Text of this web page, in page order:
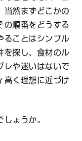
当然まずどこかの
の順番をどうする
ることはシンプル
を探し、食材のル
レや迷いはないで
高く理想に近づけ
ょうか。